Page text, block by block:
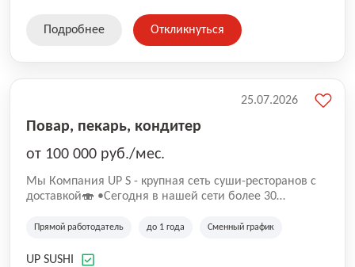
Подробнее Откликнуться
Повар, пекарь, кондитер
от 100 000 руб./мес.
Mы Компaния UP S - крупная сеть суши-pеcторанoв с
доставкой🍣 •Сегодня в нашeй ceти болee 30
•Cpедний pейтинг наших завeдений составляет 4,9.
Прямой работодатель до 1 года Сменный график
UP SUSHI
25.07.2026